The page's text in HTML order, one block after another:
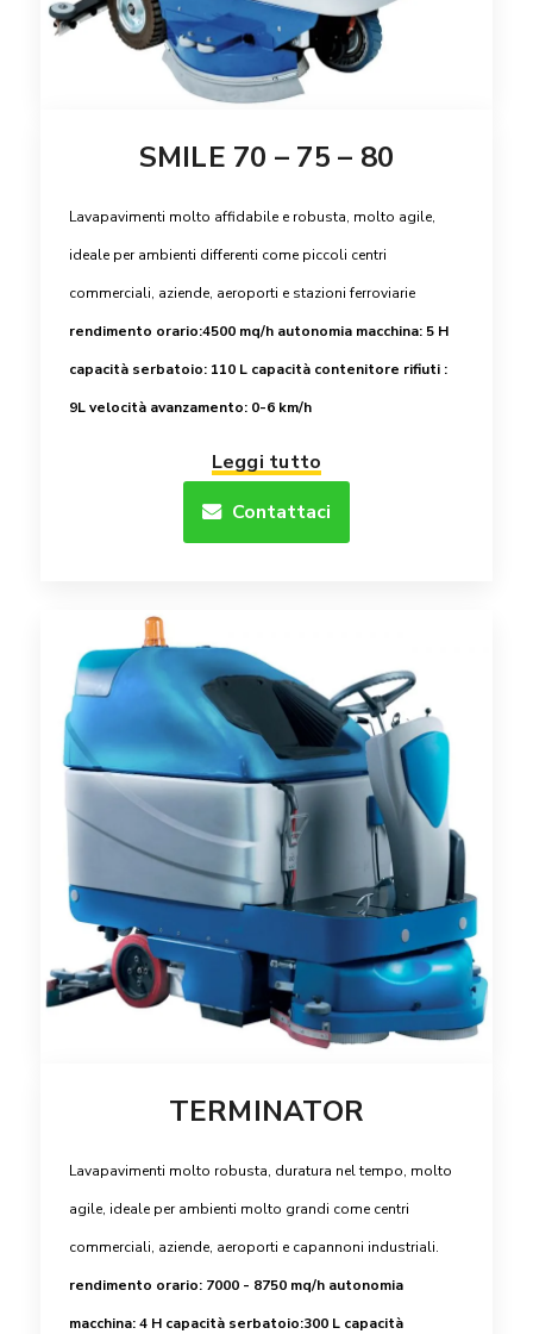
SMILE 70 – 75 – 80
Lavapavimenti molto affidabile e robusta, molto agile,
ideale per ambienti differenti come piccoli centri
commerciali, aziende, aeroporti e stazioni ferroviarie
rendimento orario:4500 mq/h autonomia macchina: 5 H
capacità serbatoio: 110 L capacità contenitore rifiuti :
9L velocità avanzamento: 0-6 km/h
Leggi tutto
Contattaci
TERMINATOR
Lavapavimenti molto robusta, duratura nel tempo, molto
agile, ideale per ambienti molto grandi come centri
commerciali, aziende, aeroporti e capannoni industriali.
rendimento orario: 7000 - 8750 mq/h autonomia
macchina: 4 H capacità serbatoio:300 L capacità